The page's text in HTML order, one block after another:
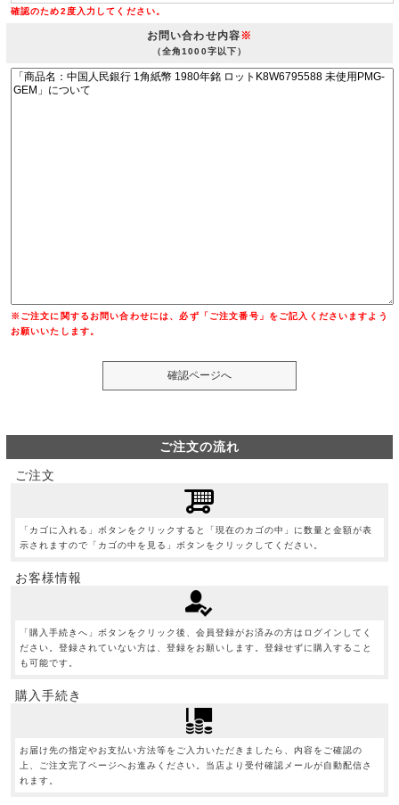
確認のため2度入力してください。
お問い合わせ内容※
（全角1000字以下）
※ご注文に関するお問い合わせには、必ず「ご注文番号」をご記入くださいますよう
お願いいたします。
ご注文の流れ
ご注文
「カゴに入れる」ボタンをクリックすると「現在のカゴの中」に数量と金額が表
示されますので「カゴの中を見る」ボタンをクリックしてください。
お客様情報
「購入手続きへ」ボタンをクリック後、会員登録がお済みの方はログインしてく
ださい。登録されていない方は、登録をお願いします。登録せずに購入すること
も可能です。
購入手続き
お届け先の指定やお支払い方法等をご入力いただきましたら、内容をご確認の
上、ご注文完了ページへお進みください。当店より受付確認メールが自動配信さ
れます。